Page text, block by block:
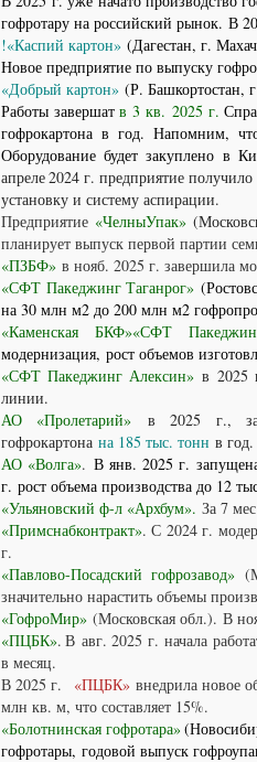
гофротару на российский рынок. В
!«Каспий картон» (Дагестан, г.
Новое предприятие по выпуску
«Добрый картон» (Р. Башкортостан,
Работы завершат в 3 кв. 2025 г.
гофрокартона в год.Напомним,
Оборудование будет закуплено в
апреле2024 г. предприятие
установку и систему аспирации.
Предприятие «ЧелныУпак»
планирует выпуск первой партии
«ПЗБФ» в нояб. 2025 г. завершила
«СФТ Пакеджинг Таганрог»
на 30 млн м2 до 200 млн м2
«Каменская БКФ»«СФТ
модернизация, рост объемов
«СФТ Пакеджинг Алексин» в 2025
линии.
АО «Пролетарий»
в 2025 г.,
гофрокартона на 185 тыс. тонн в
АО «Волга». В янв. 2025 г.
г. рост объема производства до 12
«Ульяновский ф-л «Архбум». За 7
«Примснабконтракт». С 2024 г.
г.
«Павлово-Посадский гофрозавод»
значительно нарастить объемы
«ГофроМир» (Московская обл.). В
«ПЦБК». В авг. 2025 г.начала
в месяц.
В 2025 г. «ПЦБК» внедрила новое
млн кв. м, что составляет 15%.
«Болотнинская гофротара»
гофротары, годовой выпуск